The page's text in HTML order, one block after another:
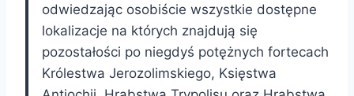
odwiedzając osobiście wszystkie dostępne
lokalizacje na których znajdują się
pozostałości po niegdyś potężnych fortecach
Królestwa Jerozolimskiego, Księstwa